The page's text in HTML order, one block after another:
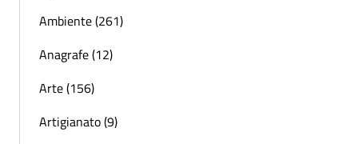
Ambiente (261)
Anagrafe (12)
Arte (156)
Artigianato (9)